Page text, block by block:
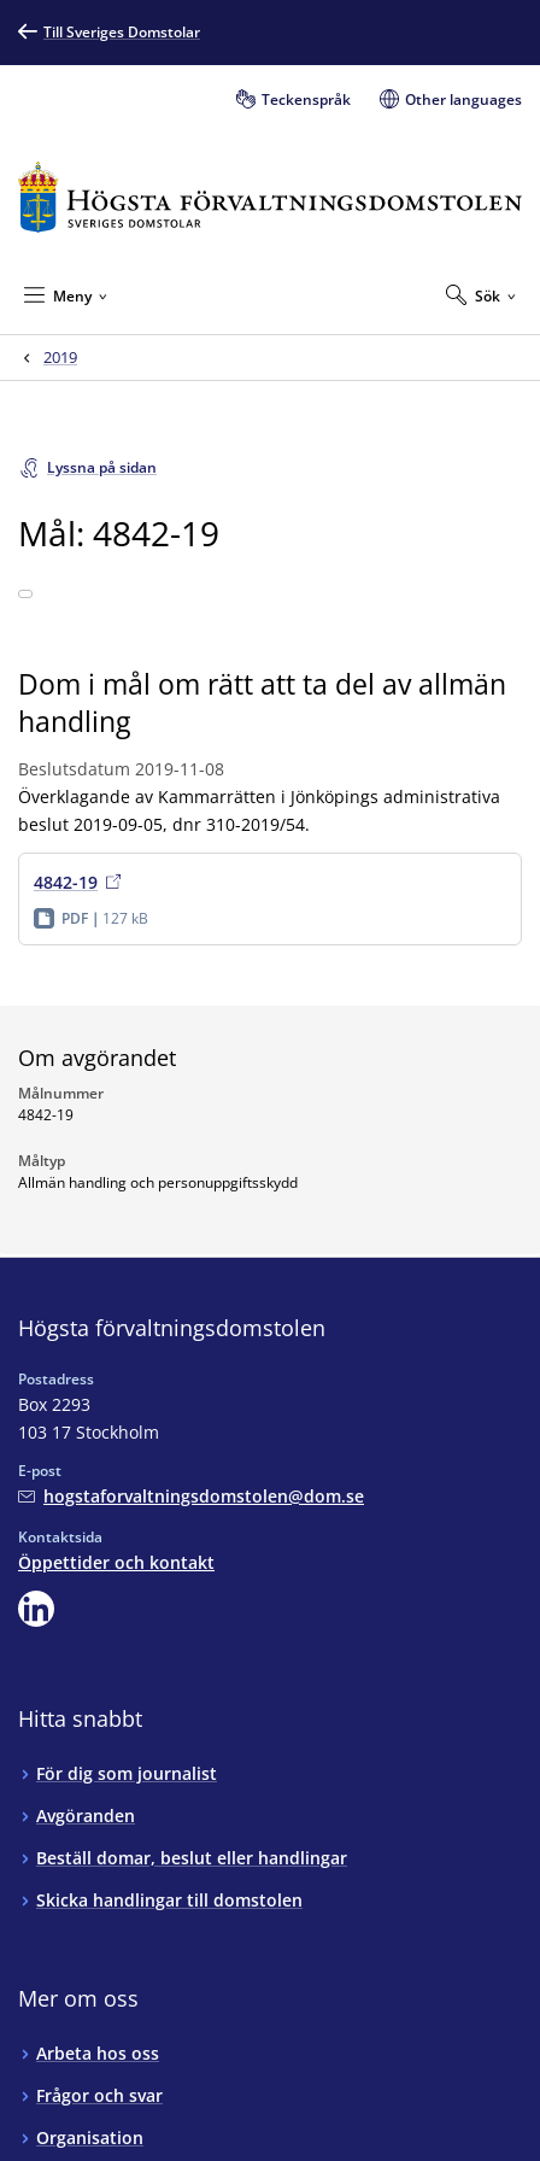
Till Sveriges Domstolar
Teckenspråk Other languages
Sök
Meny
2019
Lyssna på sidan
Mål: 4842-19
Dom i mål om rätt att ta del av allmän
handling
Beslutsdatum 2019-11-08
Överklagande av Kammarrätten i Jönköpings administrativa
beslut 2019-09-05, dnr 310-2019/54.
4842-19
PDF 127 kB
Om avgörandet
Målnummer
4842-19
Måltyp
Allmän handling och personuppgiftsskydd
Högsta förvaltningsdomstolen
Postadress
Box 2293
103 17 Stockholm
E-post
hogstaforvaltningsdomstolen@dom.se
Kontaktsida
Öppettider och kontakt
Hitta snabbt
För dig som journalist
Avgöranden
Beställ domar, beslut eller handlingar
Skicka handlingar till domstolen
Mer om oss
Arbeta hos oss
Frågor och svar
Organisation